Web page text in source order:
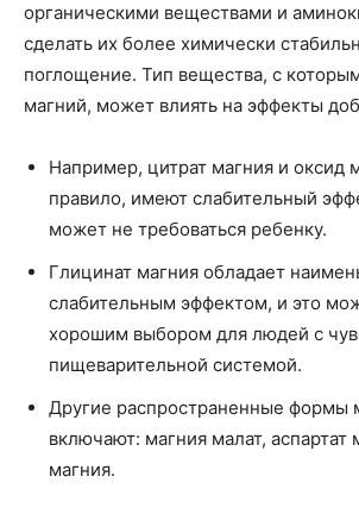
органическими веществами и
сделать их более химически
поглощение. Тип вещества, с
магний, может влиять на эффекты
Например, цитрат магния и оксид
правило, имеют слабительный
может не требоваться ребенку.
Глицинат магния обладает
слабительным эффектом, и это
хорошим выбором для людей с
пищеварительной системой.
Другие распространенные формы
включают: магния малат, аспартат
магния.